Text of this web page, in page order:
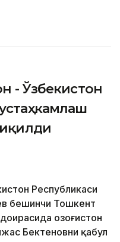
- Ўзбекистон
Республикаси
бешинчи Тошкент
Қозоғистон
Бектеновни қабул